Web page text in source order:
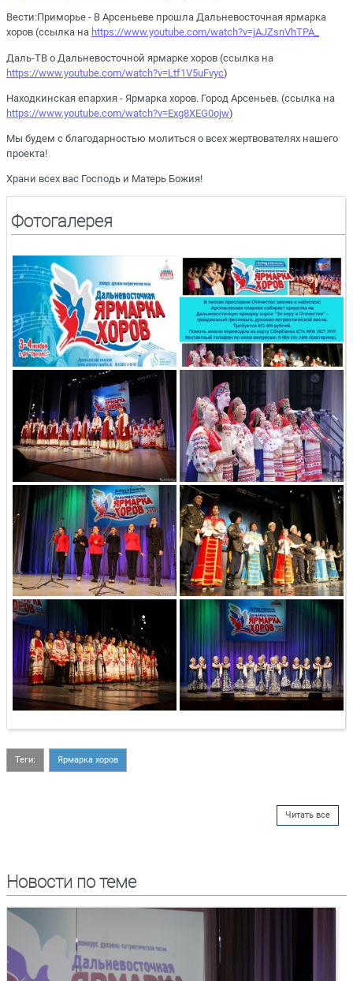
Вести:Приморье - В Арсеньеве прошла Дальневосточная ярмарка
хоров (ссылка на https://www.youtube.com/watch?v=jAJZsnVhTPA_
Даль-ТВ о Дальневосточной ярмарке хоров (ссылка на
https://www.youtube.com/watch?v=Ltf1V5uFvyc)
Находкинская епархия - Ярмарка хоров. Город Арсеньев. (ссылка на
https://www.youtube.com/watch?v=Exg8XEG0ojw)
Мы будем с благодарностью молиться о всех жертвователях нашего
проекта!
Храни всех вас Господь и Матерь Божия!
Фотогалерея
Теги: Ярмарка хоров
Читать все
Новости по теме